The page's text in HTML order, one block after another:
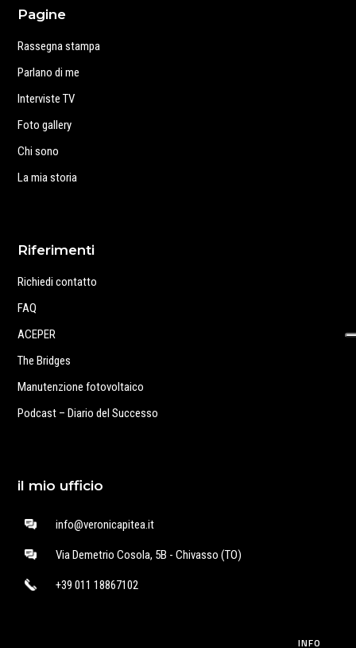
Pagine
Rassegna stampa
Parlano di me
Interviste TV
Foto gallery
Chi sono
La mia storia
Riferimenti
Richiedi contatto
FAQ
ACEPER
The Bridges
Manutenzione fotovoltaico
Podcast – Diario del Successo
il mio ufficio
info@veronicapitea.it
Via Demetrio Cosola, 5B - Chivasso (TO)
+39 011 18867102
INFO